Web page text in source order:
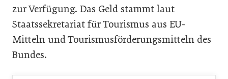
zur Verfügung. Das Geld stammt laut
Staatssekretariat für Tourismus aus EU-
Mitteln und Tourismusförderungsmitteln des
Bundes.